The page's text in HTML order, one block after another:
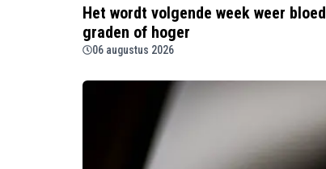
Het wordt volgende week weer
graden of hoger
06 augustus 2026